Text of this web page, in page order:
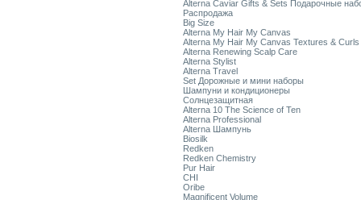
Alterna Caviar Gifts & Sets Подарочные
Распродажа
Big Size
Alterna My Hair My Canvas
Alterna My Hair My Canvas Textures & Curls
Alterna Renewing Scalp Care
Alterna Stylist
Alterna Travel
Set Дорожные и мини наборы
Шампуни и кондиционеры
Солнцезащитная
Alterna 10 The Science of Ten
Alterna Professional
Alterna Шампунь
Biosilk
Redken
Redken Chemistry
Pur Hair
CHI
Oribe
Magnificent Volume